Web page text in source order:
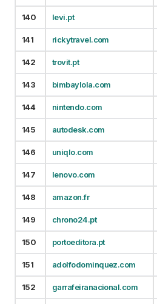
140 levi.pt
141 rickytravel.com
142 trovit.pt
143 bimbaylola.com
144 nintendo.com
145 autodesk.com
146 uniqlo.com
147 lenovo.com
148 amazon.fr
149 chrono24.pt
150 portoeditora.pt
151 adolfodominquez.com
152 garrafeiranacional.com